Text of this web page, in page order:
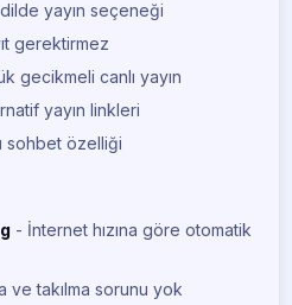
yayın seçeneği
gerektirmez
gecikmeli canlı yayın
yayın linkleri
sohbet özelliği
- İnternet hızına göre otomatik
ve takılma sorunu yok